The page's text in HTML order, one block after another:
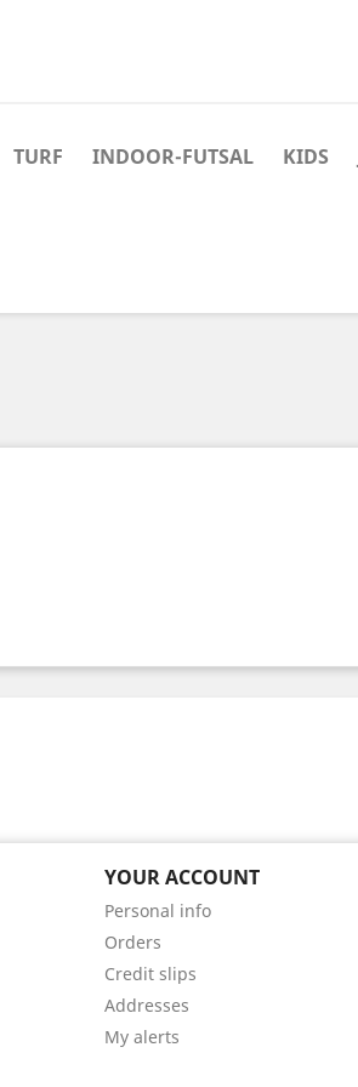
TURF INDOOR-FUTSAL KIDS
YOUR ACCOUNT
Personal info
Orders
Credit slips
Addresses
My alerts